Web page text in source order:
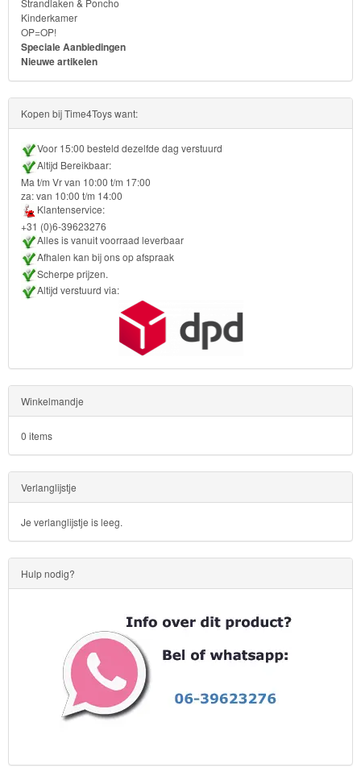
Transformers
Back
to
School
Strandlaken
&
Poncho
Kinderkamer
OP=OP!
Strandlaken & Poncho
Kinderkamer
OP=OP!
Speciale Aanbiedingen
Nieuwe artikelen
Kopen bij Time4Toys want:
Voor 15:00 besteld dezelfde dag verstuurd
Altijd Bereikbaar:
Ma t/m Vr van 10:00 t/m 17:00
za: van 10:00 t/m 14:00
Klantenservice:
+31 (0)6-39623276
Alles is vanuit voorraad leverbaar
Afhalen kan bij ons op afspraak
Scherpe prijzen.
Altijd verstuurd via:
Winkelmandje
0 items
Verlanglijstje
Je verlanglijstje is leeg.
Hulp nodig?